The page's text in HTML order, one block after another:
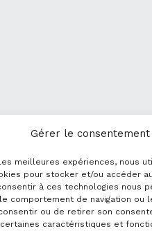
Gérer le consentement
meilleures expériences, nous
pour stocker et/ou accéder
à ces technologies nous
comportement de navigation ou
ou de retirer son
caractéristiques et